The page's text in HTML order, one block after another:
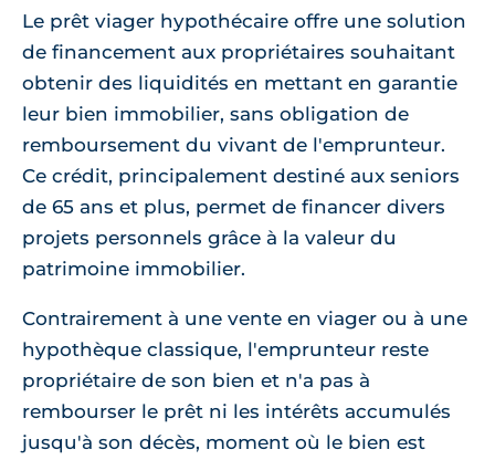
Le prêt viager hypothécaire offre une solution
de financement aux propriétaires souhaitant
obtenir des liquidités en mettant en garantie
leur bien immobilier, sans obligation de
remboursement du vivant de l'emprunteur.
Ce crédit, principalement destiné aux seniors
de 65 ans et plus, permet de financer divers
projets personnels grâce à la valeur du
patrimoine immobilier.
Contrairement à une vente en viager ou à une
hypothèque classique, l'emprunteur reste
propriétaire de son bien et n'a pas à
rembourser le prêt ni les intérêts accumulés
jusqu'à son décès, moment où le bien est